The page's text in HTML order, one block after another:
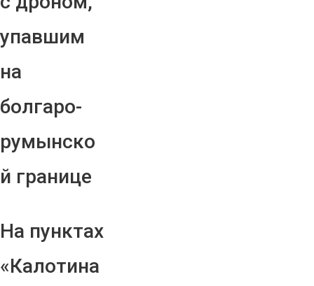
упавшим
на
болгаро-
румынско
й границе
На пунктах
«Калотина